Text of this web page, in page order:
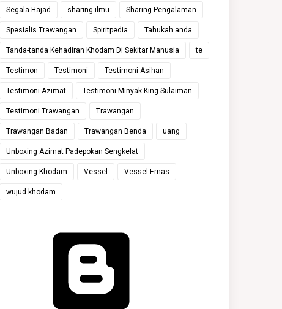
Segala Hajad sharing ilmu Sharing Pengalaman
Spesialis Trawangan Spiritpedia Tahukah anda
Tanda-tanda Kehadiran Khodam Di Sekitar Manusia te
Testimon Testimoni Testimoni Asihan
Testimoni Azimat Testimoni Minyak King Sulaiman
Testimoni Trawangan Trawangan
Trawangan Badan Trawangan Benda uang
Unboxing Azimat Padepokan Sengkelat
Unboxing Khodam Vessel Vessel Emas
wujud khodam